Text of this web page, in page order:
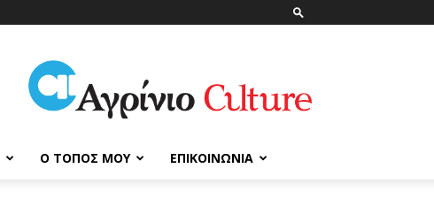
ΑγρίνιοCulture
Ο ΤΌΠΟΣ ΜΟΥ ΕΠΙΚΟΙΝΩΝΊΑ